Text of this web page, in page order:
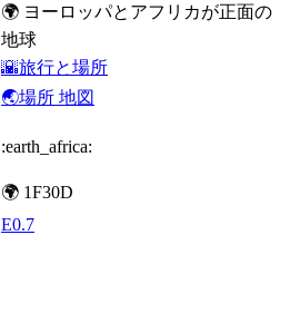
🌍 ヨーロッパとアフリカが正面の
地球
🌇旅行と場所
🌏場所 地図
:earth_africa:
🌍 1F30D
E0.7